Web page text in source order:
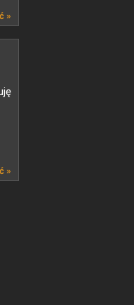
»
»